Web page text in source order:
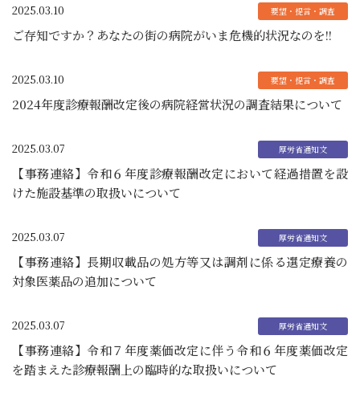
2025.03.10
ご存知ですか？あなたの街の病院がいま危機的状況なのを!!
2025.03.10
2024年度診療報酬改定後の病院経営状況の調査結果について
2025.03.07
【事務連絡】令和６年度診療報酬改定において経過措置を設
けた施設基準の取扱いについて
2025.03.07
【事務連絡】長期収載品の処方等又は調剤に係る選定療養の
対象医薬品の追加について
2025.03.07
【事務連絡】令和７年度薬価改定に伴う令和６年度薬価改定
を踏まえた診療報酬上の臨時的な取扱いについて